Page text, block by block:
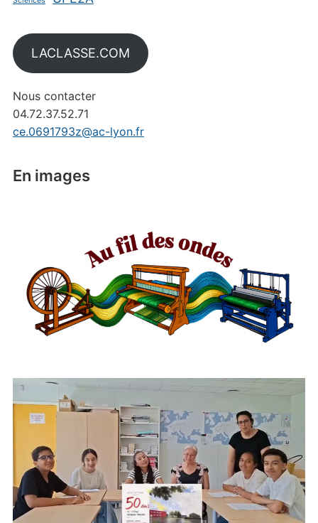
LACLASSE.COM
Nous contacter
04.72.37.52.71
ce.0691793z@ac-lyon.fr
En images